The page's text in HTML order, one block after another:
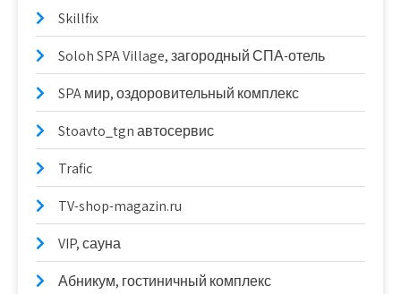
Skillfix
Soloh SPA Village, загородный СПА-отель
SPA мир, оздоровительный комплекс
Stoavto_tgn автосервис
Trafic
TV-shop-magazin.ru
VIP, сауна
Абникум, гостиничный комплекс